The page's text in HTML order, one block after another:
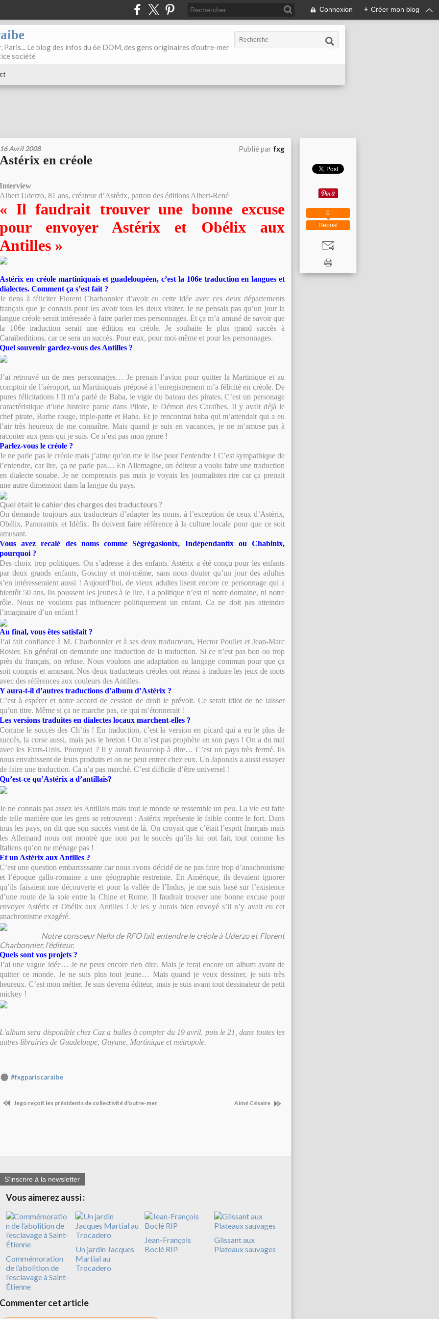
Connexion + Créer mon blog
Paris... Le blog des infos du 6e DOM, des gens originaires d'outre-mer
société
16 Avril 2008 Publié par fxg
Astérix en créole
Interview
Albert Uderzo, 81 ans, créateur d’Astérix, patron des éditions Albert-René
« Il faudrait trouver une bonne excuse
pour envoyer Astérix et Obélix aux
Antilles »
Astérix en créole martiniquais et guadeloupéen, c’est la 106e traduction en langues et
dialectes. Comment ça s’est fait ?
Je tiens à féliciter Florent Charbonnier d’avoir eu cette idée avec ces deux départements
français que je connais pour les avoir tous les deux visiter. Je ne pensais pas qu’un jour la
langue créole serait intéressée à faire parler mes personnages. Et ça m’a amusé de savoir que
la 106e traduction serait une édition en créole. Je souhaite le plus grand succès à
Caraïbeditions, car ce sera un succès. Pour eux, pour moi-même et pour les personnages.
Quel souvenir gardez-vous des Antilles ?
J’ai retrouvé un de mes personnages… Je prenais l’avion pour quitter la Martinique et au
comptoir de l’aéroport, un Martiniquais préposé à l’enregistrement m’a félicité en créole. De
pures félicitations ! Il m’a parlé de Baba, le vigie du bateau des pirates. C’est un personage
caractéristique d’une histoire parue dans Pilote, le Démon des Caraïbes. Il y avait déjà le
chef pirate, Barbe rouge, triple-patte et Baba. Et je rencontrai baba qui m’attendait qui a eu
l’air très heureux de me connaître. Mais quand je suis en vacances, je ne m’amuse pas à
raconter aux gens qui je suis. Ce n’est pas mon genre !
Parlez-vous le créole ?
Je ne parle pas le créole mais j’aime qu’on me le lise pour l’entendre ! C’est sympathique de
l’entendre, car lire, ça ne parle pas… En Allemagne, un éditeur a voulu faire une traduction
en dialecte souabe. Je ne comprenais pas mais je voyais les journalistes rire car ça prenait
une autre dimension dans la langue du pays.
Quel était le cahier des charges des traducteurs ?
On demande toujours aux traducteurs d’adapter les noms, à l’exception de ceux d’Astérix,
Obélix, Panoramix et Idéfix. Ils doivent faire référence à la culture locale pour que ce soit
amusant.
Vous avez recalé des noms comme Ségrégasionix, Indépendantix ou Chabinix,
pourquoi ?
Des choix trop politiques. On s’adresse à des enfants. Astérix a été conçu pour les enfants
par deux grands enfants, Gosciny et moi-même, sans nous douter qu’un jour des adultes
s’en intéresseraient aussi ! Aujourd’hui, de vieux adultes lisent encore ce personnage qui a
bientôt 50 ans. Ils poussent les jeunes à le lire. La politique n’est ni notre domaine, ni notre
rôle. Nous ne voulons pas influencer politiquement un enfant. Ca ne doit pas atteindre
l’imaginaire d’un enfant !
Au final, vous êtes satisfait ?
J’ai fait confiance à M. Charbonnier et à ses deux traducteurs, Hector Poullet et Jean-Marc
Rosier. En général on demande une traduction de la traduction. Si ce n’est pas bon ou trop
près du français, on refuse. Nous voulons une adaptation au langage commun pour que ça
soit compris et amusant. Nos deux traducteurs créoles ont réussi à traduire les jeux de mots
avec des références aux couleurs des Antilles.
Y aura-t-il d’autres traductions d’album d’Astérix ?
C’est à espérer et notre accord de cession de droit le prévoit. Ce serait idiot de ne laisser
qu’un titre. Même si ça ne marche pas, ce qui m’étonnerait !
Les versions traduites en dialectes locaux marchent-elles ?
Comme le succès des Ch’tis ! En traduction, c’est la version en picard qui a eu le plus de
succès, la corse aussi, mais pas le breton ! On n’est pas prophète en son pays ! On a du mal
avec les Etats-Unis. Pourquoi ? Il y aurait beaucoup à dire… C’est un pays très fermé. Ils
nous envahissent de leurs produits et on ne peut entrer chez eux. Un Japonais a aussi essayer
de faire une traduction. Ca n’a pas marché. C’est difficile d’être universel !
Qu’est-ce qu’Astérix a d’antillais?
Je ne connais pas assez les Antillais mais tout le monde se ressemble un peu. La vie est faite
de telle manière que les gens se retrouvent : Astérix représente le faible contre le fort. Dans
tous les pays, on dit que son succès vient de là. On croyait que c’était l’esprit français mais
les Allemand nous ont montré que non par le succès qu’ils lui ont fait, tout comme les
Italiens qu’on ne ménage pas !
Et un Astérix aux Antilles ?
C’est une question embarrassante car nous avons décidé de ne pas faire trop d’anachronisme
et l’époque gallo-romaine a une géographie restreinte. En Amérique, ils devaient ignorer
qu’ils faisaient une découverte et pour la vallée de l’Indus, je me suis basé sur l’existence
d’une route de la soie entre la Chine et Rome. Il faudrait trouver une bonne excuse pour
envoyer Astérix et Obélix aux Antilles ! Je les y aurais bien envoyé s’il n’y avait eu cet
anachronisme exagéré.
Notre consoeur Nella de RFO fait entendre le créole à Uderzo et Florent
Charbonnier, l'éditeur.
Quels sont vos projets ?
J’ai une vague idée… Je ne peux encore rien dire. Mais je ferai encore un album avant de
quitter ce monde. Je ne suis plus tout jeune… Mais quand je veux dessiner, je suis très
heureux. C’est mon métier. Je suis devenu éditeur, mais je suis avant tout dessinateur de petit
mickey !
L’album sera disponible chez Caz a bulles à compter du 19 avril, puis le 21, dans toutes les
autres librairies de Guadeloupe, Guyane, Martinique et métropole.
#fxgpariscaraibe
Jego reçoit les présidents de collectivité d'outre-mer Aimé Césaire
S'inscrire à la newsletter
Vous aimerez aussi :
Commémoration
de l’abolition de
l’esclavage à Saint-
Étienne
Un jardin Jacques
Martial au
Trocadero
Jean-François
Boclé RIP
Glissant aux
Plateaux sauvages
Commenter cet article
Repost
0